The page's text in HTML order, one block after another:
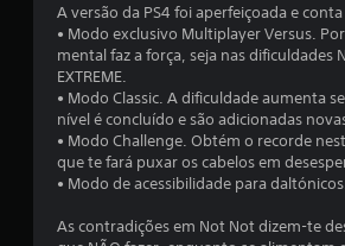
A versão da PS4 foi aperfeiçoada e
• Modo exclusivo Multiplayer Versus.
mental faz a força, seja nas dificuldades
EXTREME.
• Modo Classic. A dificuldade aumenta
nível é concluído e são adicionadas
• Modo Challenge. Obtém o recorde
que te fará puxar os cabelos em
• Modo de acessibilidade para
As contradições em Not Not dizem-te